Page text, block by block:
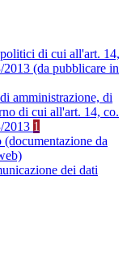
di cui all'art. 14,
(da pubblicare in
amministrazione, di
di cui all'art. 14, co.
2013 1
da
dei dati